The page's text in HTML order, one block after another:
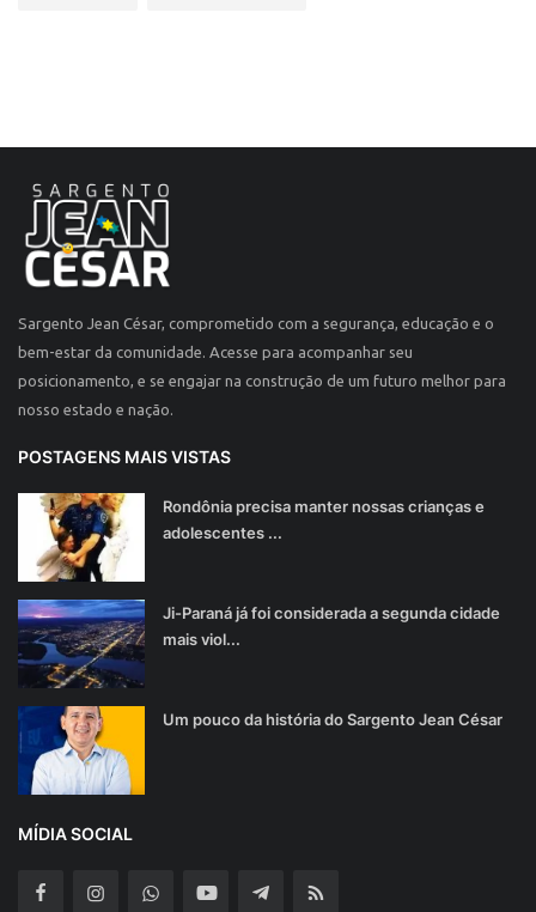
Sargento Jean César, comprometido com a segurança, educação e o
bem-estar da comunidade. Acesse para acompanhar seu
posicionamento, e se engajar na construção de um futuro melhor para
nosso estado e nação.
POSTAGENS MAIS VISTAS
Rondônia precisa manter nossas crianças e
adolescentes ...
Ji-Paraná já foi considerada a segunda cidade
mais viol...
Um pouco da história do Sargento Jean César
MÍDIA SOCIAL